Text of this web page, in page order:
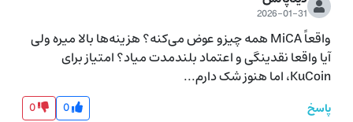
2026-01-31
KuCoin، اما هنوز شک دارم...
پاسخ 0
0